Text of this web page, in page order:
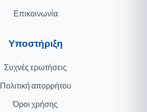
Επικοινωνία
Υποστήριξη
Συχνές ερωτήσεις
Πολιτική απορρήτου
Όροι χρήσης